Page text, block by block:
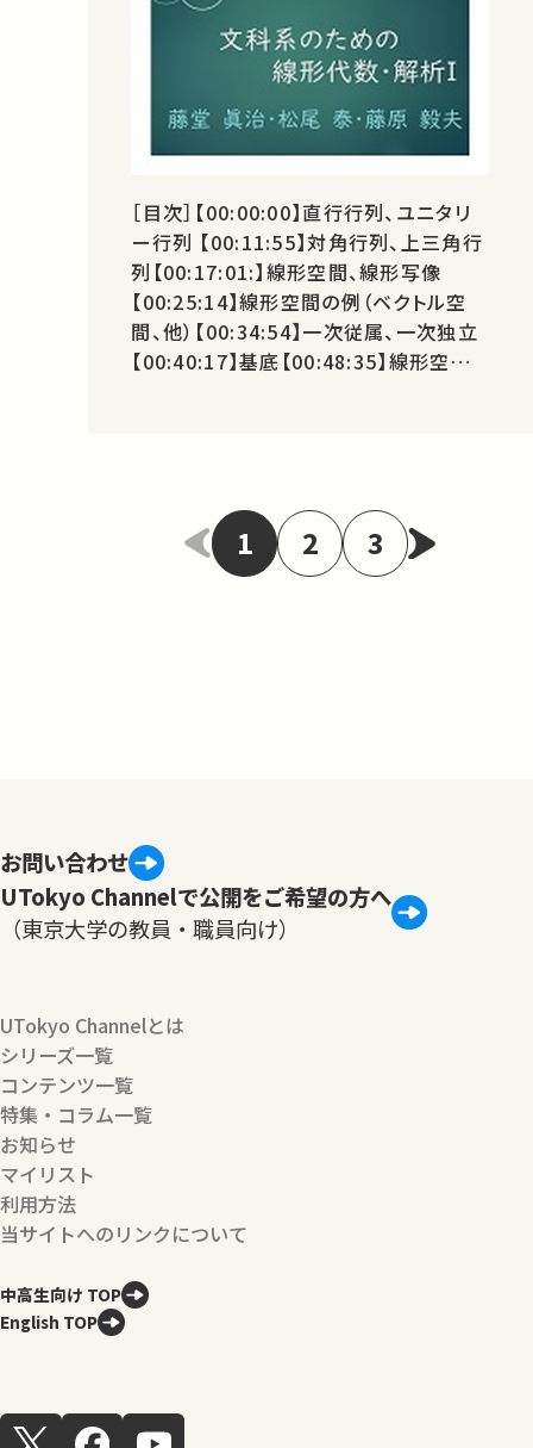
［目次］【00:00:00】直行行列、ユニタリ
ー行列 【00:11:55】対角行列、上三角行
列【00:17:01:】線形空間、線形写像
【00:25:14】線形空間の例（ベクトル空
間、他）【00:34:54】一次従属、一次独立
【00:40:17】基底【00:48:35】線形空間
1 2 3
お問い合わせ
UTokyo Channelで公開をご希望の方へ
（東京大学の教員・職員向け）
UTokyo Channelとは
シリーズ一覧
コンテンツ一覧
特集・コラム一覧
お知らせ
マイリスト
利用方法
当サイトへのリンクについて
中高生向け TOP
English TOP